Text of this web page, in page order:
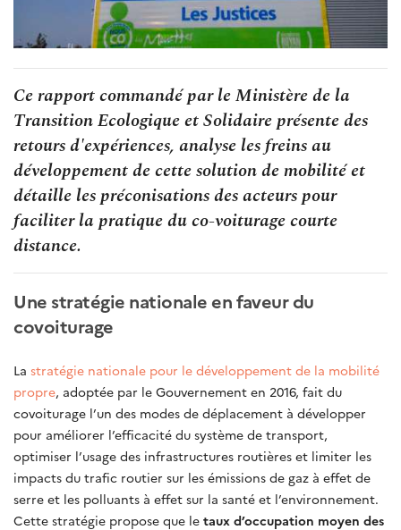
Ce rapport commandé par le Ministère de la
Transition Ecologique et Solidaire présente des
retours d'expériences, analyse les freins au
développement de cette solution de mobilité et
détaille les préconisations des acteurs pour
faciliter la pratique du co-voiturage courte
distance.
Une stratégie nationale en faveur du
covoiturage
La stratégie nationale pour le développement de la mobilité
propre, adoptée par le Gouvernement en 2016, fait du
covoiturage l’un des modes de déplacement à développer
pour améliorer l’efficacité du système de transport,
optimiser l’usage des infrastructures routières et limiter les
impacts du trafic routier sur les émissions de gaz à effet de
serre et les polluants à effet sur la santé et l’environnement.
Cette stratégie propose que le taux d’occupation moyen des